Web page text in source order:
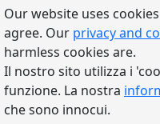
Our website uses
agree. Our privacy and
harmless cookies are.
Il nostro sito utilizza i
funzione. La nostra
che sono innocui.